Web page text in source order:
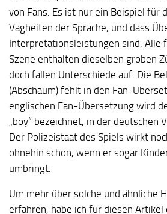
von Fans. Es ist nur ein Beispiel für
Vagheiten der Sprache, und dass
Interpretationsleistungen sind: Alle
Szene enthalten dieselben groben
doch fallen Unterschiede auf. Die
(Abschaum) fehlt in den Fan-
englischen Fan-Übersetzung wird
„boy“ bezeichnet, in der deutschen
Der Polizeistaat des Spiels wirkt
ohnehin schon, wenn er sogar
umbringt.
Um mehr über solche und ähnliche
erfahren, habe ich für diesen